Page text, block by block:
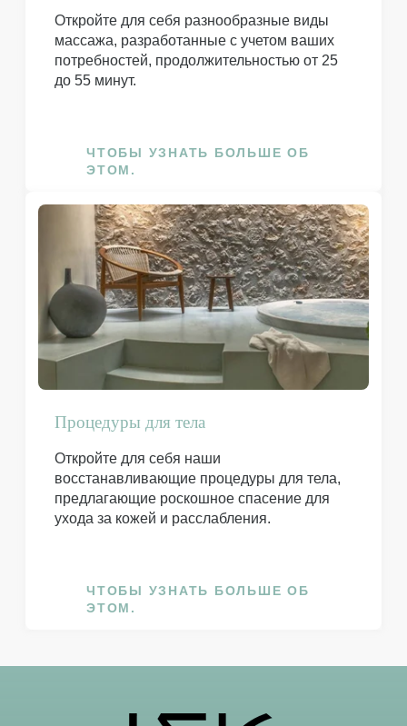
Откройте для себя разнообразные виды
массажа, разработанные с учетом ваших
потребностей, продолжительностью от 25
до 55 минут.
ЧТОБЫ УЗНАТЬ БОЛЬШЕ ОБ
ЭТОМ.
Процедуры для тела
Откройте для себя наши
восстанавливающие процедуры для тела,
предлагающие роскошное спасение для
ухода за кожей и расслабления.
ЧТОБЫ УЗНАТЬ БОЛЬШЕ ОБ
ЭТОМ.
info@thelekka.com
Спа
Контакты
105 62 Афины, Греция
info@thelekka.com